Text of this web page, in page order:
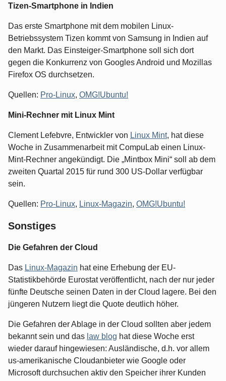
Tizen-Smartphone in Indien
Das erste Smartphone mit dem mobilen Linux-
Betriebssystem Tizen kommt von Samsung in Indien auf
den Markt. Das Einsteiger-Smartphone soll sich dort
gegen die Konkurrenz von Googles Android und Mozillas
Firefox OS durchsetzen.
Quellen: Pro-Linux, OMG!Ubuntu!
Mini-Rechner mit Linux Mint
Clement Lefebvre, Entwickler von Linux Mint, hat diese
Woche in Zusammenarbeit mit CompuLab einen Linux-
Mint-Rechner angekündigt. Die „Mintbox Mini“ soll ab dem
zweiten Quartal 2015 für rund 300 US-Dollar verfügbar
sein.
Quellen: Pro-Linux, Linux-Magazin, OMG!Ubuntu!
Sonstiges
Die Gefahren der Cloud
Das Linux-Magazin hat eine Erhebung der EU-
Statistikbehörde Eurostat veröffentlicht, nach der nur jeder
fünfte Deutsche seinen Daten in der Cloud lagere. Bei den
jüngeren Nutzern liegt die Quote deutlich höher.
Die Gefahren der Ablage in der Cloud sollten aber jedem
bekannt sein und das law blog hat diese Woche erst
wieder darauf hingewiesen: Ausländische, d.h. vor allem
us-amerikanische Cloudanbieter wie Google oder
Microsoft durchsuchen aktiv den Speicher ihrer Kunden